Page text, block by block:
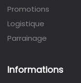
Promotions
Logistique
Parrainage
Informations